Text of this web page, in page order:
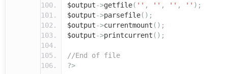
$output->getfile( '' , '' , '' , '' );
$output->parsefile();
$output->currentmount ();
$output->printcurrent ();
//End of file
?>